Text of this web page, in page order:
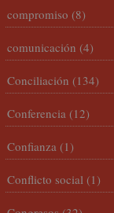
compromiso (8)
comunicación (4)
Conciliación (134)
Conferencia (12)
Confianza (1)
Conflicto social (1)